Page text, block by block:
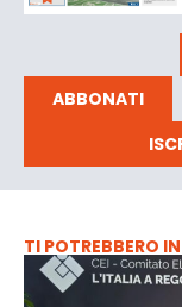
ABBONATI
TI POTREBBERO